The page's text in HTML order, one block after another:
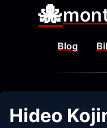
🐙
Blog
Hideo